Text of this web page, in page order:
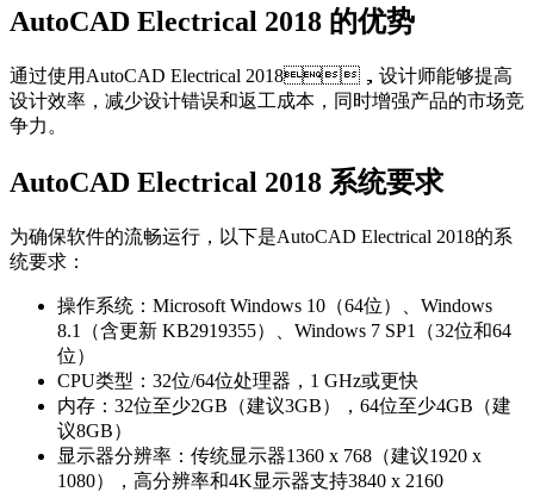
AutoCAD Electrical 2018 的优势
通过使用AutoCAD Electrical 2018，设计师能够提高
设计效率，减少设计错误和返工成本，同时增强产品的市场竞
争力。
AutoCAD Electrical 2018 系统要求
为确保软件的流畅运行，以下是AutoCAD Electrical 2018的系
统要求：
操作系统：Microsoft Windows 10（64位）、Windows
8.1（含更新 KB2919355）、Windows 7 SP1（32位和64
位）
CPU类型：32位/64位处理器，1 GHz或更快
内存：32位至少2GB（建议3GB），64位至少4GB（建
议8GB）
显示器分辨率：传统显示器1360 x 768（建议1920 x
1080），高分辨率和4K显示器支持3840 x 2160